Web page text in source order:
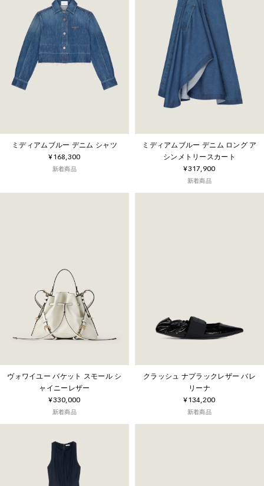
ミディアムブルー デニム シャツ
¥168,300
新着商品
ミディアムブルー デニム ロング ア
シンメトリースカート
¥317,900
新着商品
ヴォワイユー バケット スモール シ
ャイニーレザー
¥330,000
新着商品
クラッシュ ナプラックレザー バレ
リーナ
¥134,200
新着商品